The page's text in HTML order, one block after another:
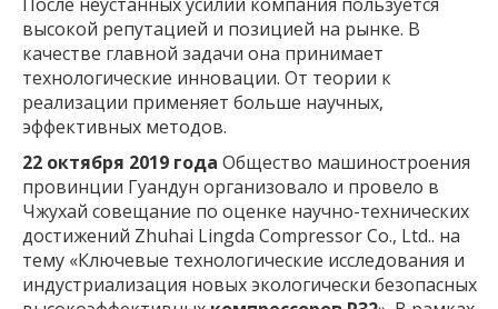
высокой репутацией и позицией на рынке. В
качестве главной задачи она принимает
технологические инновации. От теории к
реализации применяет больше научных,
эффективных методов.
22 октября 2019 года Общество машиностроения
провинции Гуандун организовало и провело в
Чжухай совещание по оценке научно-технических
достижений Zhuhai Lingda Compressor Co., Ltd.. на
тему «Ключевые технологические исследования и
индустриализация новых экологически безопасных